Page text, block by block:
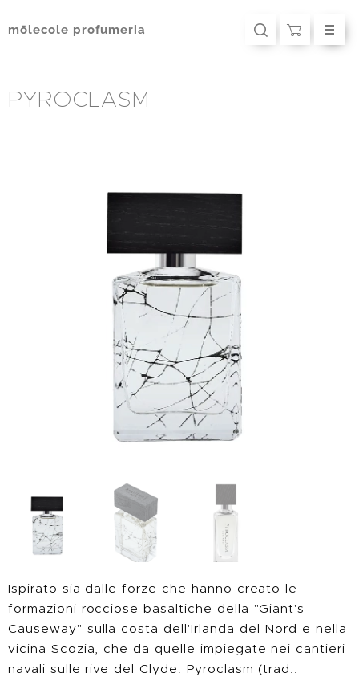
mōlecole profumeria
PYROCLASM
Ispirato sia dalle forze che hanno creato le
formazioni rocciose basaltiche della "Giant's
Causeway" sulla costa dell'Irlanda del Nord e nella
vicina Scozia, che da quelle impiegate nei cantieri
navali sulle rive del Clyde. Pyroclasm (trad.: